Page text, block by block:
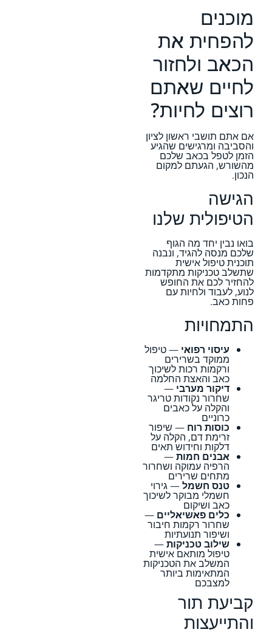
מוכנים
להפחית את
הכאב ולחזור
לחיים שאתם
רוצים לחיות?
אם אתם תושבי ראשון לציון
והסביבה ומרגישים שהגיע
הזמן לטפל בכאב שלכם
מהשורש, הגעתם למקום
הנכון.
הגישה
הטיפולית שלנו
בואו נבין יחד מה הגוף
שלכם מנסה להגיד, ונבנה
תוכנית טיפול אישית
שתשלב טכניקות מתקדמות
להחזיר לכם את החופש
לנוע, לעבוד ולחיות עם
פחות כאב.
התמחויות
עיסוי רפואי — טיפול
ממוקד בשרירים
ורקמות רכות לשיכוך
כאב והאצת החלמה
דיקור מערבי —
שחרור נקודות טריגר
והקלה על כאבים
כרוניים
כוסות רוח — שיפור
זרימת דם, הקלה על
דלקות וחידוש תאים
אבנים חמות—
הרפיה עמוקה ושחרור
מתחים שרירים
טנס חשמל— גירוי
חשמלי מבוקר לשיכוך
כאב ושיקום
כלים פאשיאליים —
שחרור רקמות חיבור
ושיפור תנועתיות
שילוב טכניקות—
טיפול מותאם אישית
המשלב את הטכניקות
המתאימות ביותר
למצבכם
קביעת תור
והתייעצות